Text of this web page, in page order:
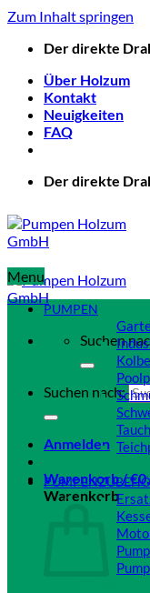
Zum Inhalt springen
Der direkte
Über Holzum
Kontakt
Neuigkeiten
FAQ
Der direkte
Suchen
Suchen nach:
Anmelden
Warenkorb /€
Warenkorb
Menu
PUMPEN